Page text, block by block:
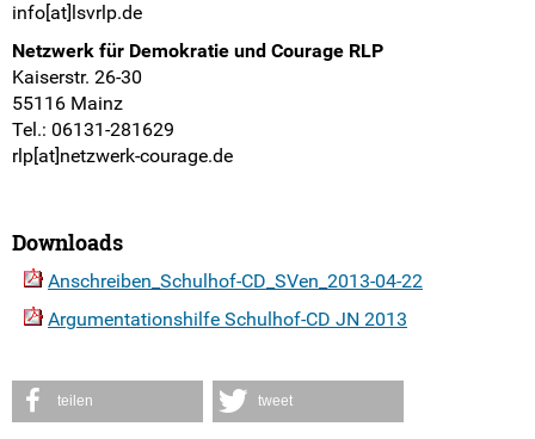
info[at]lsvrlp.de
Netzwerk für Demokratie und Courage RLP
Kaiserstr. 26-30
55116 Mainz
Tel.: 06131-281629
rlp[at]netzwerk-courage.de
Downloads
Anschreiben_Schulhof-CD_SVen_2013-04-22
Argumentationshilfe Schulhof-CD JN 2013
teilen tweet